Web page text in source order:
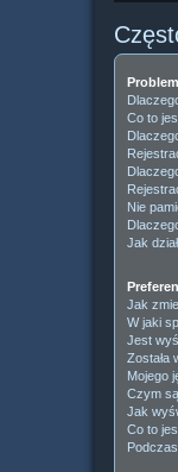
Co to
Nie
Jak
Jak
W jaki
Jest
Została
Mojego
Czym
Jak
Co to